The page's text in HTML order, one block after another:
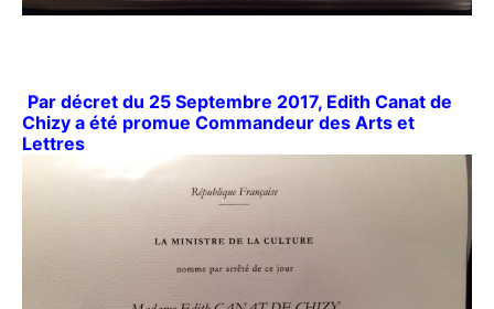
Par décret du 25 Septembre 2017, Edith Canat de
Chizy a été promue Commandeur des Arts et
Lettres